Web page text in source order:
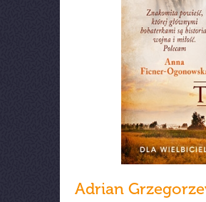
Adrian